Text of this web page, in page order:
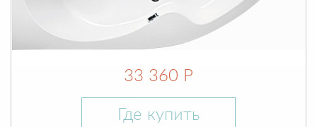
33 360 Р
Где купить